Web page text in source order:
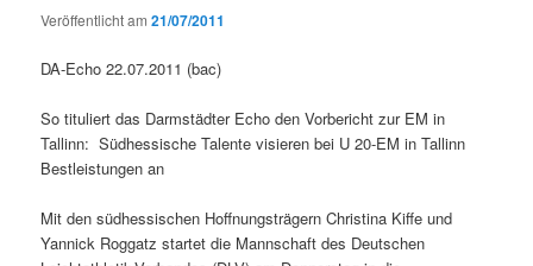
Veröffentlicht am21/07/2011
DA-Echo 22.07.2011 (bac)
So tituliert das Darmstädter Echo den Vorbericht zur EM in
Tallinn: Südhessische Talente visieren bei U 20-EM in Tallinn
Bestleistungen an
Mit den südhessischen Hoffnungsträgern Christina Kiffe und
Yannick Roggatz startet die Mannschaft des Deutschen